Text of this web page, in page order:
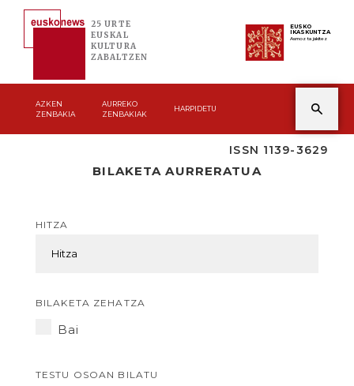
25 URTE
EUSKAL
KULTURA
ZABALTZEN
EUSKO
IKASKUNTZA
Asmoz ta jakitez
AZKEN
ZENBAKIA
AURREKO
ZENBAKIAK
HARPIDETU
ISSN 1139-3629
BILAKETA AURRERATUA
HITZA
BILAKETA ZEHATZA
Bai
TESTU OSOAN BILATU